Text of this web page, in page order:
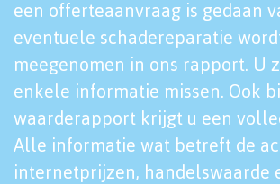
een offerteaanvraag is gedaan
eventuele schadereparatie
meegenomen in ons rapport. U
enkele informatie missen. Ook
waarderapport krijgt u een
Alle informatie wat betreft de
internetprijzen, handelswaarde